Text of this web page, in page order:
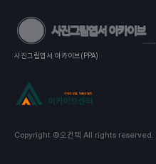
사진그림엽서 아카이브(PPA)
Copyright ©오건택 All rights reserved.